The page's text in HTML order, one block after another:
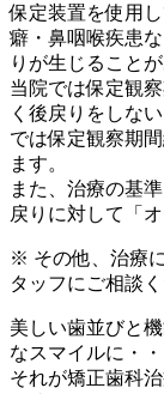
保定装置を使用
癖・鼻咽喉疾患
りが生じることが
当院では保定観
く後戻りをしな
では保定観察期
ます。
また、治療の基
戻りに対して「
※ その他、治療
タッフにご相談く
美しい歯並びと
なスマイルに・・
それが矯正歯科